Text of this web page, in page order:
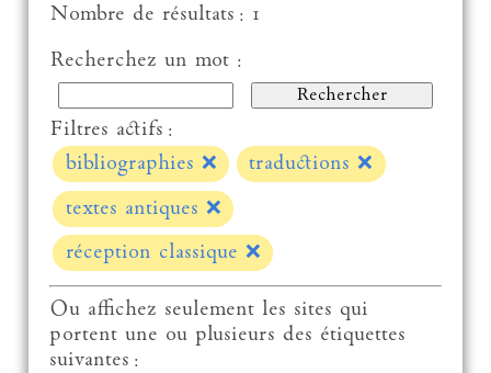
Nombre de résultats : 1
Recherchez un mot :
Filtres actifs :
bibliographies ❌ traductions❌
textes antiques ❌
réception classique ❌
Ou affichez seulement les sites qui
portent une ou plusieurs des étiquettes
suivantes :